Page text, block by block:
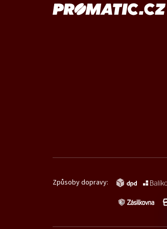
Způsoby dopravy: